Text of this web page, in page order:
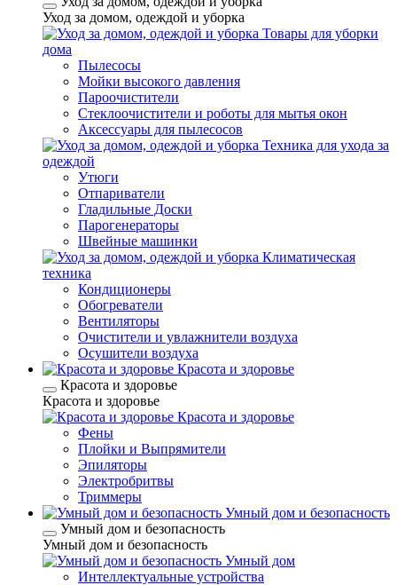
Уход за домом, одеждой и уборка
Товары для уборки
дома
Пылесосы
Мойки высокого давления
Пароочистители
Стеклоочистители и роботы для мытья окон
Аксессуары для пылесосов
Техника для ухода за
одеждой
Утюги
Отпариватели
Гладильные Доски
Парогенераторы
Швейные машинки
Климатическая
техника
Кондиционеры
Обогреватели
Вентиляторы
Очистители и увлажнители воздуха
Осушители воздуха
Красота и здоровье
Красота и здоровье
Красота и здоровье
Красота и здоровье
Фены
Плойки и Выпрямители
Эпиляторы
Электробритвы
Триммеры
Умный дом и безопасность
Умный дом и безопасность
Умный дом и безопасность
Умный дом
Интеллектуальные устройства